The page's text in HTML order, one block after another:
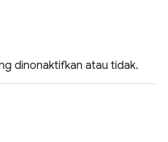
dinonaktifkan atau tidak.